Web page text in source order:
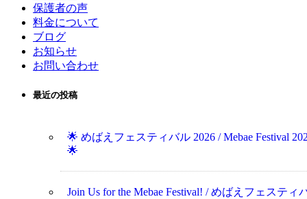
保護者の声
料金について
ブログ
お知らせ
お問い合わせ
最近の投稿
🌟 めばえフェスティバル 2026 / Mebae Festival
🌟
Join Us for the Mebae Festival! / めばえフェスティ